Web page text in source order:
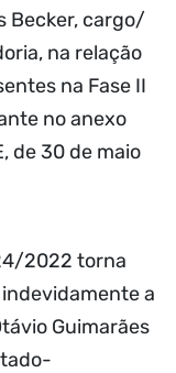
Becker, cargo/
na relação
na Fase II
no anexo
de 30 de maio
2022 torna
a
Guimarães